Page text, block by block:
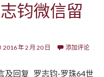
钧微信留
2016 年 2 月 20 日 添加评论
及回复 罗志钧-罗珠64世